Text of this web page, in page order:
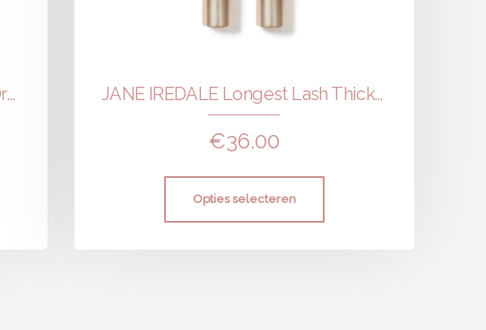
JANE IREDALE Powder-Me SPF Dry Sunscreen Brush JANE IREDALE Longest Lash Thickening and Lengthening Mascara
€36.00
Opties selecteren